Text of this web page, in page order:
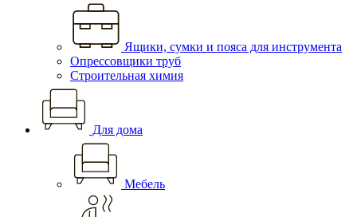
Ящики, сумки и пояса для инструмента
Опрессовщики труб
Строительная химия
Для дома
Мебель